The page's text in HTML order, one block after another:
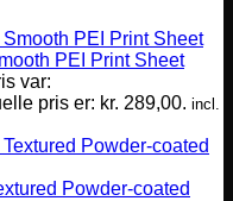
PEI Print Sheet
var:
pris er: kr. 289,00. incl.
Powder-coated